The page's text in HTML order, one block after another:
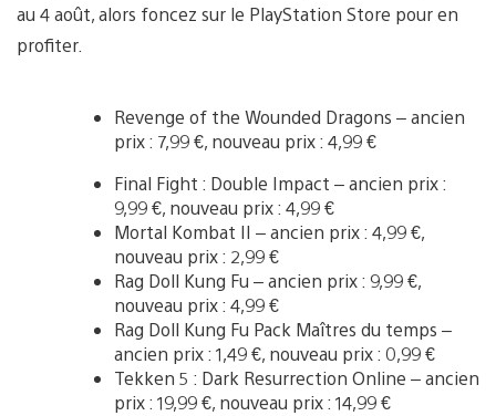
au 4 août, alors foncez sur le PlayStation Store pour en
profiter.
Revenge of the Wounded Dragons – ancien
prix : 7,99 €, nouveau prix : 4,99 €
Final Fight : Double Impact – ancien prix :
9,99 €, nouveau prix : 4,99 €
Mortal Kombat II – ancien prix : 4,99 €,
nouveau prix : 2,99 €
Rag Doll Kung Fu – ancien prix : 9,99 €,
nouveau prix : 4,99 €
Rag Doll Kung Fu Pack Maîtres du temps –
ancien prix : 1,49 €, nouveau prix : 0,99 €
Tekken 5 : Dark Resurrection Online – ancien
prix : 19,99 €, nouveau prix : 14,99 €